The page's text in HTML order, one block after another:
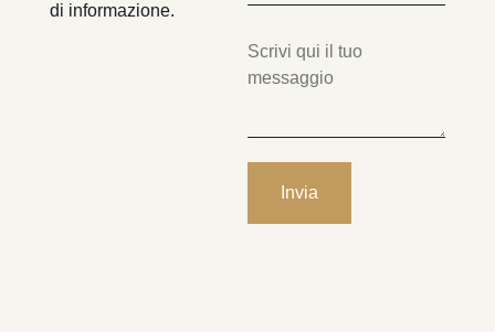
di informazione.